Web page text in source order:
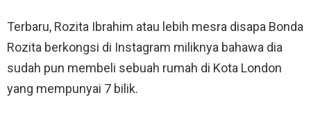
Terbaru, Rozita Ibrahim atau lebih mesra disapa Bonda
Rozita berkongsi di Instagram miliknya bahawa dia
sudah pun membeli sebuah rumah di Kota London
yang mempunyai 7 bilik.